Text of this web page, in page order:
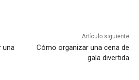
una
Artículo siguiente
Cómo organizar una cena de
gala divertida